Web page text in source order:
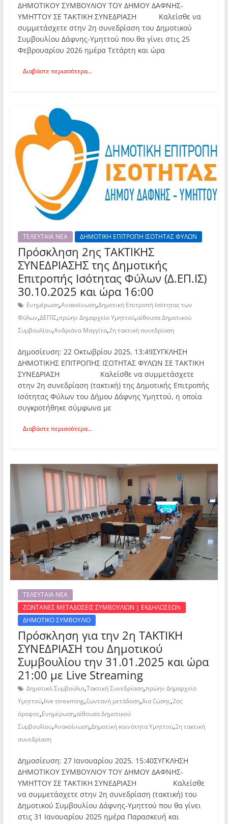
ΔΗΜΟΤΙΚΟΥ ΣΥΜΒΟΥΛΙΟΥ ΤΟΥ ΔΗΜΟΥ ΔΑΦΝΗΣ-
ΥΜΗΤΤΟΥ ΣΕ ΤΑΚΤΙΚΗ ΣΥΝΕΔΡΙΑΣΗ Καλείσθε να
συμμετάσχετε στην 2η συνεδρίαση του Δημοτικού
Συμβουλίου Δάφνης-Υμηττού που θα γίνει στις 25
Φεβρουαρίου 2026 ημέρα Τετάρτη και ώρα
Διαβάστε περισσότερα...
ΤΕΛΕΥΤΑΙΑ ΝΕΑ ΔΗΜΟΤΙΚΗ ΕΠΙΤΡΟΠΗ ΙΣΟΤΗΤΑΣ ΦΥΛΩΝ
Πρόσκληση 2ης TAKTIKHΣ
ΣΥΝΕΔΡΙΑΣΗΣ της Δημοτικής
Επιτροπής Ισότητας Φύλων (Δ.ΕΠ.ΙΣ)
30.10.2025 και ώρα 16:00
Ενημέρωση,Ανακοίνωση,Δημοτική Επιτροπή Ισότητας των
Φύλων,ΔΕΠΙΣ,πρώην Δημαρχείο Υμηττού,αίθουσα Δημοτικού
Συμβουλίου,Ανδριάνα Μαγγίτα,2η τακτική συνεδρίαση
Δημοσίευση: 22 Οκτωβρίου 2025, 13:49ΣΥΓΚΛΗΣΗ
ΔΗΜΟΤΙΚΗΣ ΕΠΙΤΡΟΠΗΣ ΙΣΟΤΗΤΑΣ ΦΥΛΩΝ ΣΕ ΤΑΚΤΙΚΗ
ΣΥΝΕΔΡΙΑΣΗ Καλείσθε να συμμετάσχετε
στην 2η συνεδρίαση (τακτική) της Δημοτικής Επιτροπής
Ισότητας Φύλων του Δήμου Δάφνης Υμηττού, η οποία
συγκροτήθηκε σύμφωνα με
Διαβάστε περισσότερα...
ΤΕΛΕΥΤΑΙΑ ΝΕΑ
ΖΩΝΤΑΝΕΣ ΜΕΤΑΔΟΣΕΙΣ ΣΥΜΒΟΥΛΙΩΝ | ΕΚΔΗΛΩΣΕΩΝ
ΔΗΜΟΤΙΚΟ ΣΥΜΒΟΥΛΙΟ
Πρόσκληση για την 2η ΤΑΚΤΙΚΗ
ΣΥΝΕΔΡΙΑΣΗ του Δημοτικού
Συμβουλίου την 31.01.2025 και ώρα
21:00 με Live Streaming
Δημοτικό Συμβούλιο,Τακτική Συνεδρίαση,πρώην Δημαρχείο
Υμηττού,live streaming,ζωντανή μετάδοση,δια ζώσης,2ος
όροφος,Ενημέρωση,αίθουσα Δημοτικού
Συμβουλίου,Ανακοίνωση,Δημοτική κοινότητα Υμηττού,2η τακτική
συνεδρίαση
Δημοσίευση: 27 Ιανουαρίου 2025, 15:40ΣΥΓΚΛΗΣΗ
ΔΗΜΟΤΙΚΟΥ ΣΥΜΒΟΥΛΙΟΥ ΤΟΥ ΔΗΜΟΥ ΔΑΦΝΗΣ-
ΥΜΗΤΤΟΥ ΣΕ ΤΑΚΤΙΚΗ ΣΥΝΕΔΡΙΑΣΗ Καλείσθε
να συμμετάσχετε στην 2η συνεδρίαση (τακτική) του
Δημοτικού Συμβουλίου Δάφνης-Υμηττού που θα γίνει
στις 31 Ιανουαρίου 2025 ημέρα Παρασκευή και